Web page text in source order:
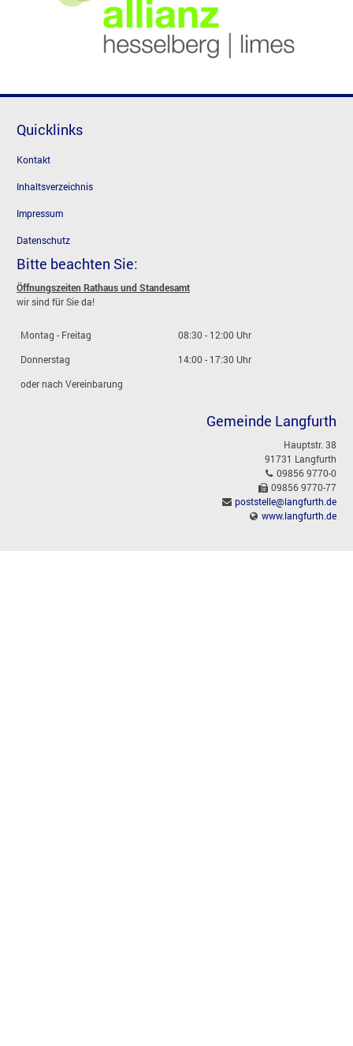
Quicklinks
Kontakt
Inhaltsverzeichnis
Impressum
Datenschutz
Bitte beachten Sie:
Öffnungszeiten Rathaus und Standesamt
wir sind für Sie da!
Montag - Freitag
08:30 - 12:00 Uhr
Donnerstag
14:00 - 17:30 Uhr
oder nach Vereinbarung
Gemeinde Langfurth
Hauptstr. 38
91731 Langfurth
09856 9770-0
09856 9770-77
poststelle@langfurth.de
www.langfurth.de